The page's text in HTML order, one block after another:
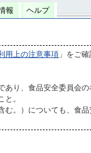
報 ヘルプ
用上の注意事項 」をご確
り、食品安全委員会の
。
。）についても、食